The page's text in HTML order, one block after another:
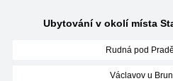
Ubytování v okolí místa
Rudná pod
Václavov u